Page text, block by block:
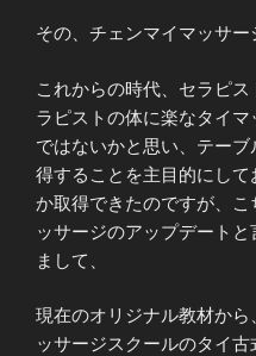
その、チェンマイマッサー
これからの時代、セラピ
ラピストの体に楽なタイ
ではないかと思い、テー
得することを主目的にし
か取得できたのですが、
ッサージのアップデート
まして、
現在のオリジナル教材か
ッサージスクールのタイ